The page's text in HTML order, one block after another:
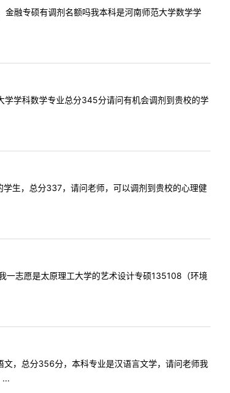
融专硕有调剂名额吗我本科是河南师范大学数学学
学科数学专业总分345分请问有机会调剂到贵校的学
生，总分337，请问老师，可以调剂到贵校的心理健
志愿是太原理工大学的艺术设计专硕135108（环境
，总分356分，本科专业是汉语言文学，请问老师我
...